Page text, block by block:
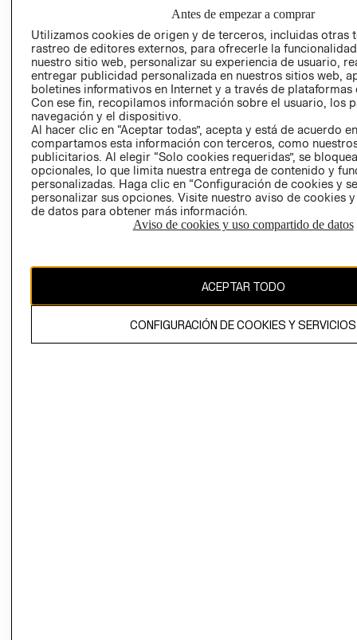
PROGRAMA DE
Y ÉTICA (INGLÉS)
COMERCIO - SIC
PETICIONES
QUEJAS Y
RECLAMOS
Colombia ($)
CAMBIAR REGIÓN
El contenido de esta página web está protegido por copyright y es
Antes de empezar a comprar
Utilizamos cookies de origen y de terceros, incluidas otras
rastreo de editores externos, para ofrecerle la
nuestro sitio web, personalizar su experiencia de usuario,
entregar publicidad personalizada en nuestros sitios web,
boletines informativos en Internet y a través de plataformas
Con ese fin, recopilamos información sobre el usuario, los
navegación y el dispositivo.
Al hacer clic en “Aceptar todas”, acepta y está de acuerdo
compartamos esta información con terceros, como
publicitarios. Al elegir “Solo cookies requeridas”, se
opcionales, lo que limita nuestra entrega de contenido y
personalizadas. Haga clic en “Configuración de cookies y
personalizar sus opciones. Visite nuestro aviso de cookies
de datos para obtener más información.
Aviso de cookies y uso compartido de datos
ACEPTAR TODO
CONFIGURACIÓN DE COOKIES Y SERVICIOS